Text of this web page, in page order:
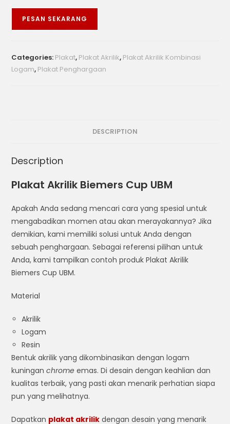
PESAN SEKARANG
Categories: Plakat, Plakat Akrilik, Plakat Akrilik Kombinasi
Logam, Plakat Penghargaan
DESCRIPTION
Description
Plakat Akrilik Biemers Cup UBM
Apakah Anda sedang mencari cara yang spesial untuk
mengabadikan momen atau akan merayakannya? Jika
demikian, kami memiliki solusi untuk Anda dengan
sebuah penghargaan. Sebagai referensi pilihan untuk
Anda, kami tampilkan contoh produk Plakat Akrilik
Biemers Cup UBM.
Material
Akrilik
Logam
Resin
Bentuk akrilik yang dikombinasikan dengan logam
kuninganchrome emas. Di desain dengan keahlian dan
kualitas terbaik, yang pasti akan menarik perhatian siapa
pun yang melihatnya.
Dapatkan plakat akrilik dengan desain yang menarik